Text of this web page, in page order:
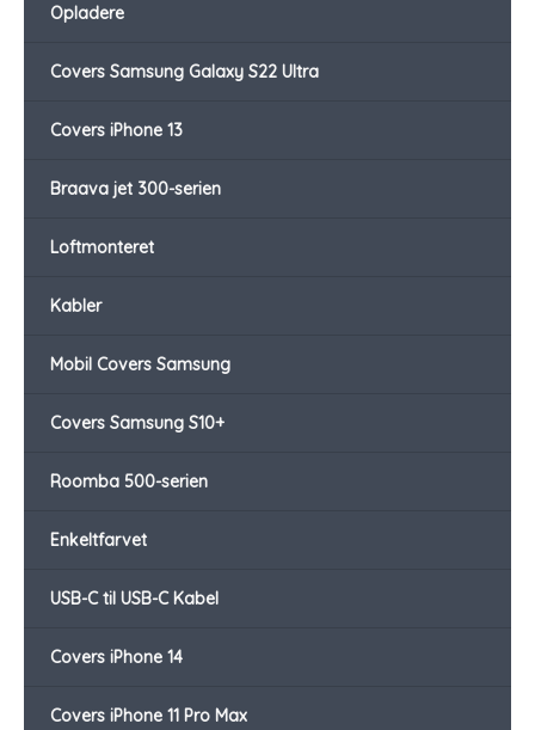
Opladere
Covers Samsung Galaxy S22 Ultra
Covers iPhone 13
Braava jet 300-serien
Loftmonteret
Kabler
Mobil Covers Samsung
Covers Samsung S10+
Roomba 500-serien
Enkeltfarvet
USB-C til USB-C Kabel
Covers iPhone 14
Covers iPhone 11 Pro Max